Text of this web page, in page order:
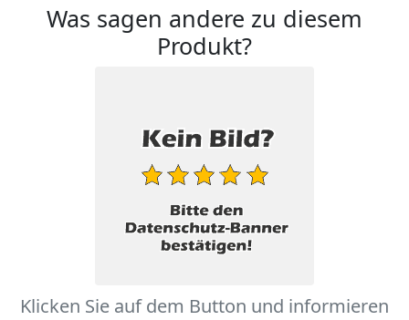
Was sagen andere zu diesem
Produkt?
Klicken Sie auf dem Button und informieren